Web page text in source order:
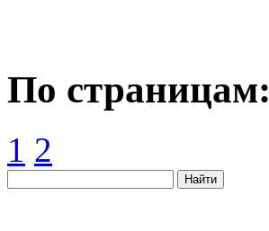
По страницам:
1 2